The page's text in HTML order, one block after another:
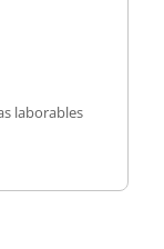
laborables